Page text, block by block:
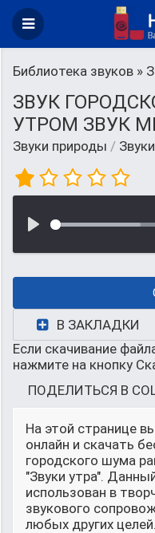
Библиотека звуков »
ЗВУК
УТРОМ ЗВУК
Звуки природы /
В ЗАКЛАДКИ
Если скачивание
нажмите на кнопку
ПОДЕЛИТЬСЯ В
На этой странице
онлайн и скачать
городского шума
"Звуки утра".
использован в
звукового
любых других целей.